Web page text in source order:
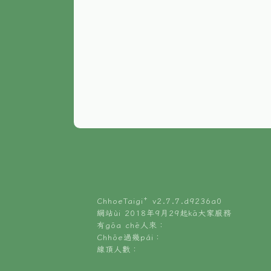
ChhoeTaigi⁺ v2.7.7.d9236a0
網站ùi 2018年9月29起kā大家服務
有gōa chē人來：
Chhōe過幾pái：
線頂人數：